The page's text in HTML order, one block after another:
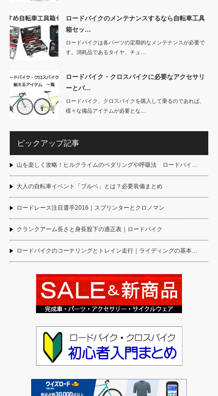
ロードバイクのメンテナンスするなら自転車工具
箱セッ…
ロードバイクは各パーツの定期的なメンテナンスが必要で
す。消耗品であるタイヤ、チュ…
ロードバイク・クロスバイクに必要なアクセサリ
ーとパ…
ロードバイク、クロスバイクを購入して乗るのであれば、
様々な備品アイテムが必要とな…
ピックアップ記事
山を楽しく攻略！ヒルクライムのペダリングや呼吸法 ロードバイ…
大人の自転車イベント「ブルベ」とは？必要装備まとめ
ロードレース注目選手2016｜スプリンターとクロノマン
クランクアーム長さと身長股下の適正表｜ロードバイク
ロードバイクのコーナリングとトレイン走行｜ライディングの基本…